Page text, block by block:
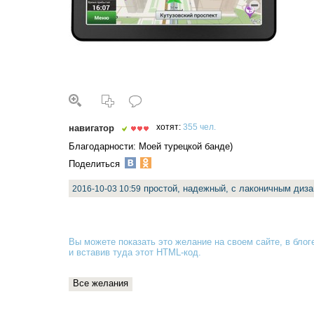
навигатор хотят: 355 чел.
Благодарности: Моей турецкой банде)
Поделиться
2016-10-03 10:59 простой, надежный, с лаконичным
Вы можете показать это желание на своем сайте, в
и вставив туда этот HTML-код.
Все желания